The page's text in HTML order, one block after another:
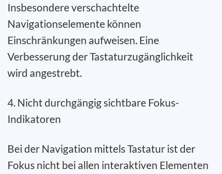
Insbesondere verschachtelte
Navigationselemente können
Einschränkungen aufweisen. Eine
Verbesserung der Tastaturzugänglichkeit
wird angestrebt.
4. Nicht durchgängig sichtbare Fokus-
Indikatoren
Bei der Navigation mittels Tastatur ist der
Fokus nicht bei allen interaktiven Elementen